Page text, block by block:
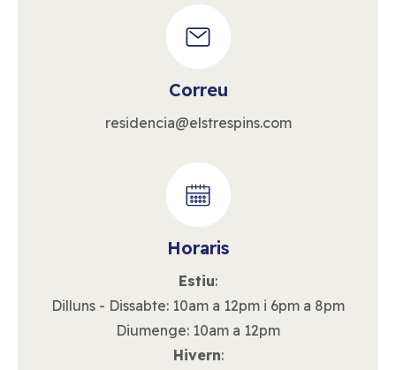
Correu
residencia@elstrespins.com
Horaris
Estiu:
Dilluns - Dissabte: 10am a 12pm i 6pm a 8pm
Diumenge: 10am a 12pm
Hivern: